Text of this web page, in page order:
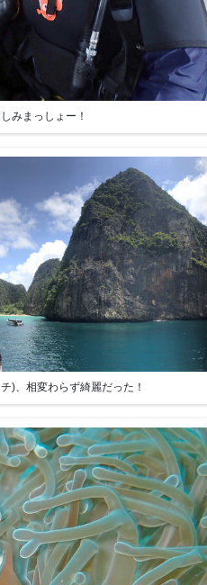
みまっしょー！
)、相変わらず綺麗だった！